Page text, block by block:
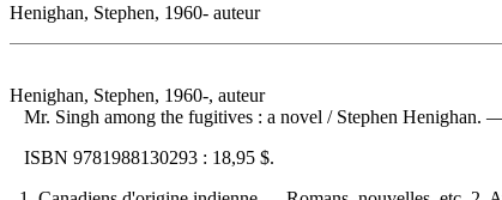
Henighan, Stephen, 1960- auteur
Henighan, Stephen, 1960-, auteur
Mr. Singh among the fugitives : a novel / Stephen Henighan.
ISBN 9781988130293 : 18,95 $.